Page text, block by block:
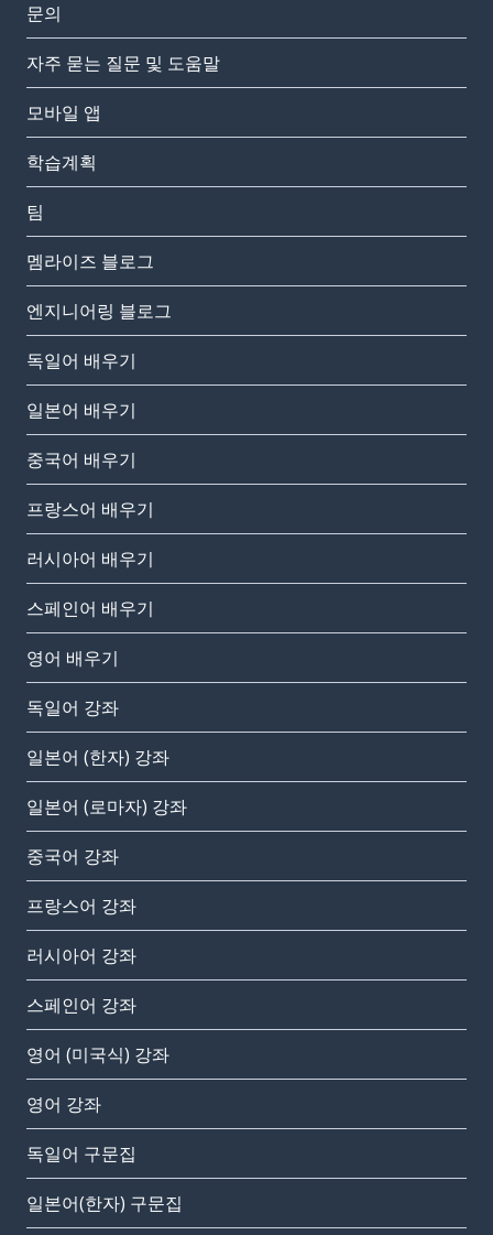
문의
자주 묻는 질문 및 도움말
모바일 앱
학습계획
팀
멤라이즈 블로그
엔지니어링 블로그
독일어 배우기
일본어 배우기
중국어 배우기
프랑스어 배우기
러시아어 배우기
스페인어 배우기
영어 배우기
독일어 강좌
일본어 (한자) 강좌
일본어 (로마자) 강좌
중국어 강좌
프랑스어 강좌
러시아어 강좌
스페인어 강좌
영어 (미국식) 강좌
영어 강좌
독일어 구문집
일본어(한자) 구문집